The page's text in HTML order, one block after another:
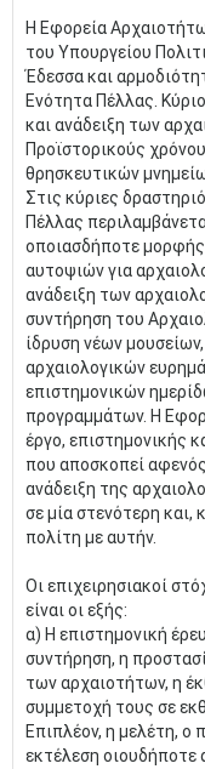
Η Εφορεία
του Υπουργείου
Έδεσσα και
Ενότητα Πέλλας.
και ανάδειξη των
Προϊστορικούς
θρησκευτικών
Στις κύριες
Πέλλας
οποιασδήποτε μορφής
αυτοψιών για
ανάδειξη των
συντήρηση του
ίδρυση νέων
αρχαιολογικών
επιστημονικών
προγραμμάτων. Η
έργο, επιστημονικής
που αποσκοπεί
ανάδειξη της
σε μία στενότερη και,
πολίτη με αυτήν.
Οι επιχειρησιακοί
είναι οι εξής:
α) Η επιστημονική
συντήρηση, η
των αρχαιοτήτων, η
συμμετοχή τους σε
Επιπλέον, η μελέτη, ο
εκτέλεση οιουδήποτε